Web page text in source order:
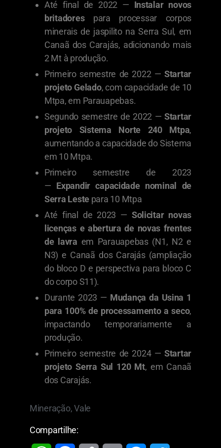
Até final de 2022 — Instalar novos
britadorespara processar corpos
minerais de jaspilito na Serra Sul, em
Canaã dos Carajás, adicionando mais
2 Mt à produção.
Primeiro semestre de 2022 — Startar
projeto Gelado, com capacidade de 10
Mtpa, em Parauapebas.
Segundo semestre de 2022 — Startar
projeto Sistema Norte 240 Mtpa,
aumentando a capacidade do Sistema
em 10 Mtpa.
Primeiro semestre de 2023
— Expandir capacidade nominal de
Serra Leste para 10 Mtpa
Até final de 2023 — Solicitar novas
licenças e abertura de novas frentes
de lavra em Parauapebas (N1, N2 e
N3) e Canaã dos Carajás (ampliação
do bloco D e perspectiva para bloco C
do corpo S11).
Durante 2023 — Mudança da Usina 1
para 100% de processamento a seco,
impactando temporariamente a
produção.
Primeiro semestre de 2024 — Startar
projeto Serra Sul 120 Mt, em Canaã
dos Carajás.
Mineração,Vale
Compartilhe: